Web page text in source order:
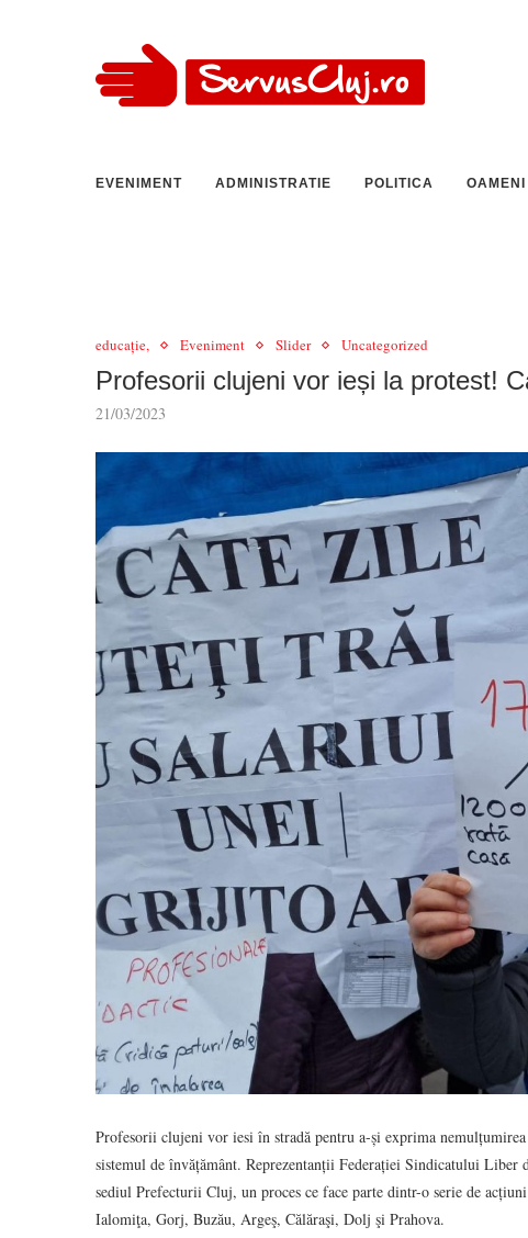
EVENIMENT ADMINISTRATIE POLITICA OAMENI
educație, Eveniment Slider Uncategorized
Profesorii clujeni vor ieși la protest!
21/03/2023
Profesorii clujeni vor iesi în stradă pentru a-și exprima
sistemul de învățământ. Reprezentanții Federației Sindicatului
sediul Prefecturii Cluj, un proces ce face parte dintr-o serie de
Ialomiţa, Gorj, Buzău, Argeş, Călăraşi, Dolj şi Prahova.